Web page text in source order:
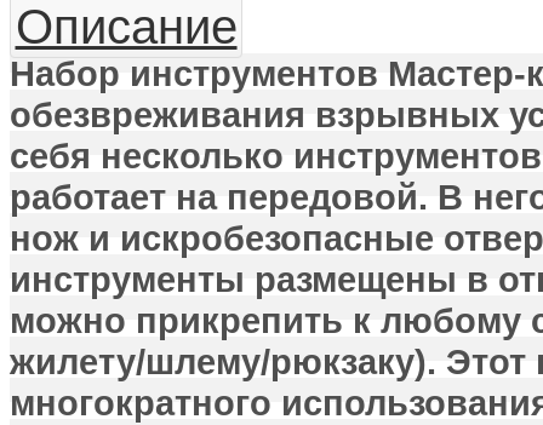
Описание
Набор инструментов Мастер-
обезвреживания взрывных
себя несколько
работает на передовой. В
нож и искробезопасные
инструменты размещены в
можно прикрепить к любому
жилету/шлему/рюкзаку). Этот
многократного